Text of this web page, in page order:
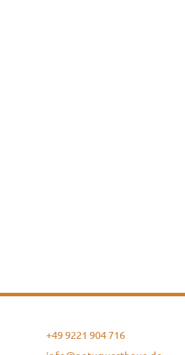
+49 9221 904 716